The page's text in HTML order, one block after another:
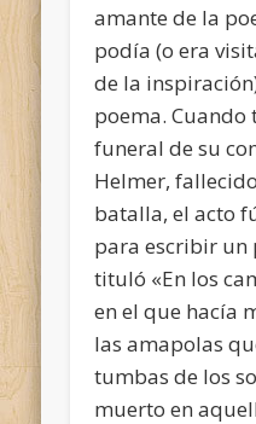
amante de la
podía (o era
de la
poema.
funeral de su
Helmer,
batalla, el acto
para escribir un
tituló «En los
en el que hacía
las amapolas
tumbas de los
muerto en